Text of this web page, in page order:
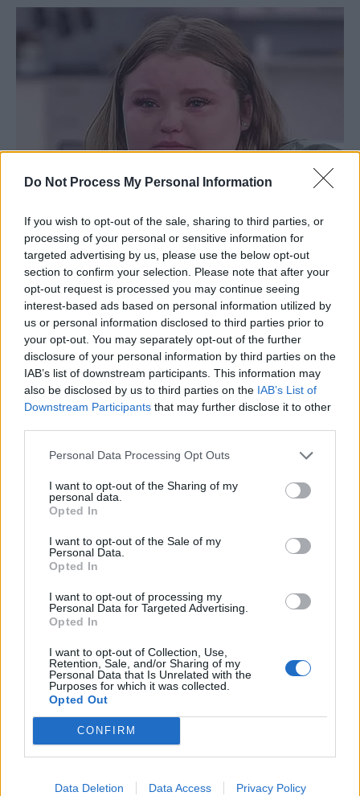
Do Not Process My Personal Information
If you wish to opt-out of the sale, sharing to third parties, or
processing of your personal or sensitive information for
targeted advertising by us, please use the below opt-out
section to confirm your selection. Please note that after your
opt-out request is processed you may continue seeing
interest-based ads based on personal information utilized by
us or personal information disclosed to third parties prior to
your opt-out. You may separately opt-out of the further
disclosure of your personal information by third parties on the
IAB’s list of downstream participants. This information may
also be disclosed by us to third parties on the IAB’s List of
Downstream Participants that may further disclose it to other
Personal Data Processing Opt Outs
I want to opt-out of the Sharing of my
personal data.
Opted In
I want to opt-out of the Sale of my
Personal Data.
Opted In
I want to opt-out of processing my
Personal Data for Targeted Advertising.
Opted In
I want to opt-out of Collection, Use,
Retention, Sale, and/or Sharing of my
Personal Data that Is Unrelated with the
Purposes for which it was collected.
Opted Out
CONFIRM
Data Deletion Data Access Privacy Policy